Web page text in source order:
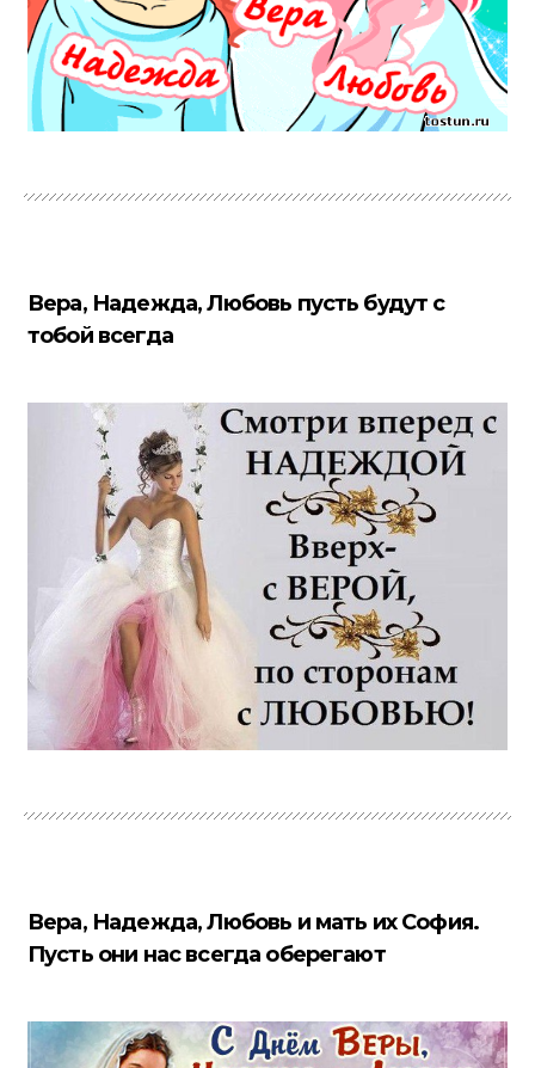
Вера, Надежда, Любовь пусть будут с
тобой всегда
Вера, Надежда, Любовь и мать их София.
Пусть они нас всегда оберегают